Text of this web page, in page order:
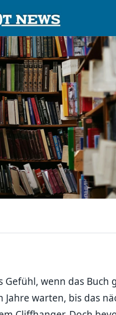
Gefühl, wenn das Buch
Jahre warten, bis das